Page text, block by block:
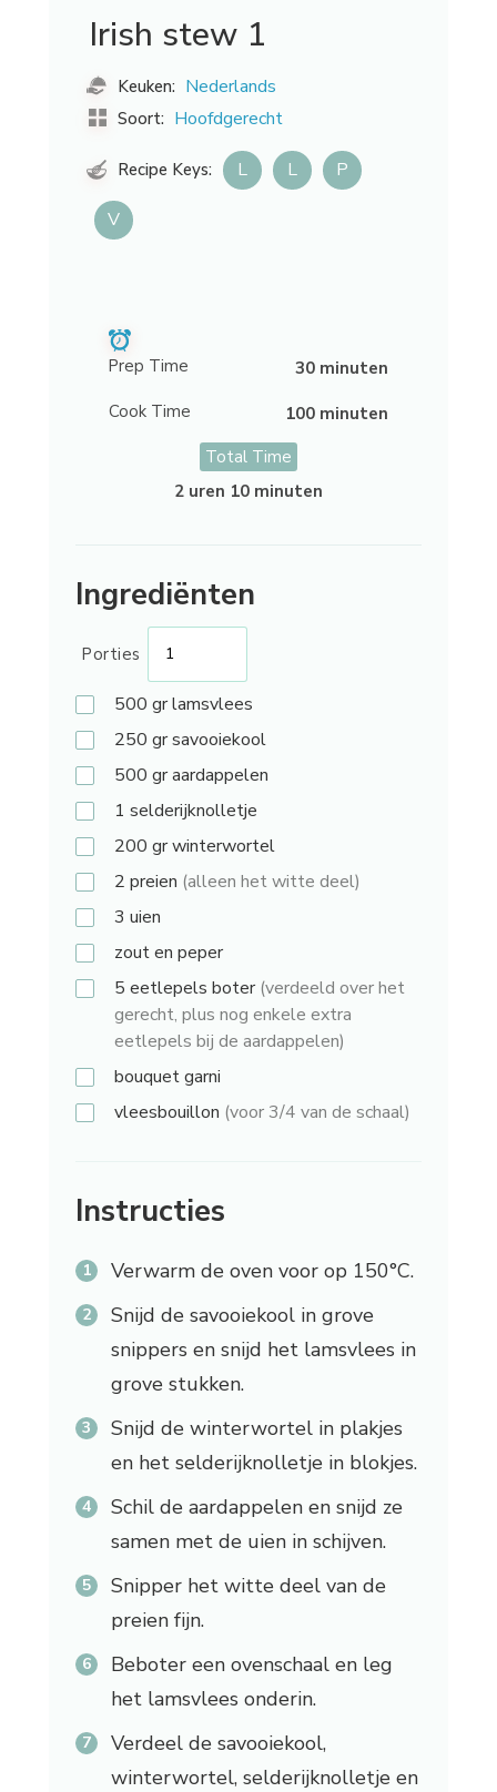
Irish stew 1
Keuken: Nederlands
Soort: Hoofdgerecht
Recipe Keys: L L P
V
Prep Time
30 minuten
Cook Time
100 minuten
Total Time
2 uren 10 minuten
Ingrediënten
Porties
500 grlamsvlees
250 grsavooiekool
500 graardappelen
1 selderijknolletje
200 grwinterwortel
2 preien (alleen het witte deel)
3 uien
zout en peper
5 eetlepels boter(verdeeld over het
gerecht, plus nog enkele extra
eetlepels bij de aardappelen)
bouquet garni
vleesbouillon (voor 3/4 van de schaal)
Instructies
Verwarm de oven voor op 150°C.
Snijd de savooiekool in grove
snippers en snijd het lamsvlees in
grove stukken.
Snijd de winterwortel in plakjes
en het selderijknolletje in blokjes.
Schil de aardappelen en snijd ze
samen met de uien in schijven.
Snipper het witte deel van de
preien fijn.
Beboter een ovenschaal en leg
het lamsvlees onderin.
Verdeel de savooiekool,
winterwortel, selderijknolletje en